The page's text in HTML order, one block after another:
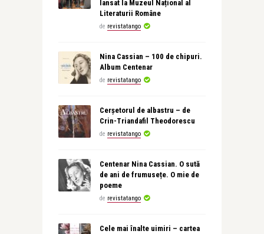
lansat la Muzeul Național al
Literaturii Române
de revistatango
Nina Cassian – 100 de chipuri.
Album Centenar
de revistatango
Cerșetorul de albastru – de
Crin-Triandafil Theodorescu
de revistatango
Centenar Nina Cassian. O sută
de ani de frumusețe. O mie de
poeme
de revistatango
Cele mai înalte uimiri – cartea